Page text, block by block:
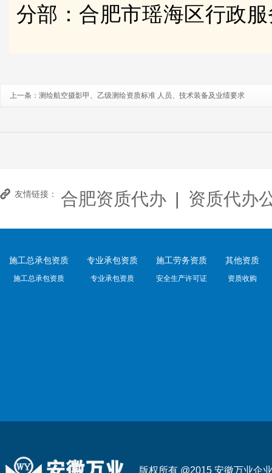
分部：合肥市瑶海区行政
上一条： 测绘航空摄影甲、乙级测绘资质标准 人员、技术装备及业绩要求
友情链接： 合肥资质代办 | 资质代办
施工总承包资质
施工总承包资质
专业承包资质
专业承包资质
施工劳务资质
安全生产许可证
其他资质
资质收购
版权所有 @2015 安徽万业企